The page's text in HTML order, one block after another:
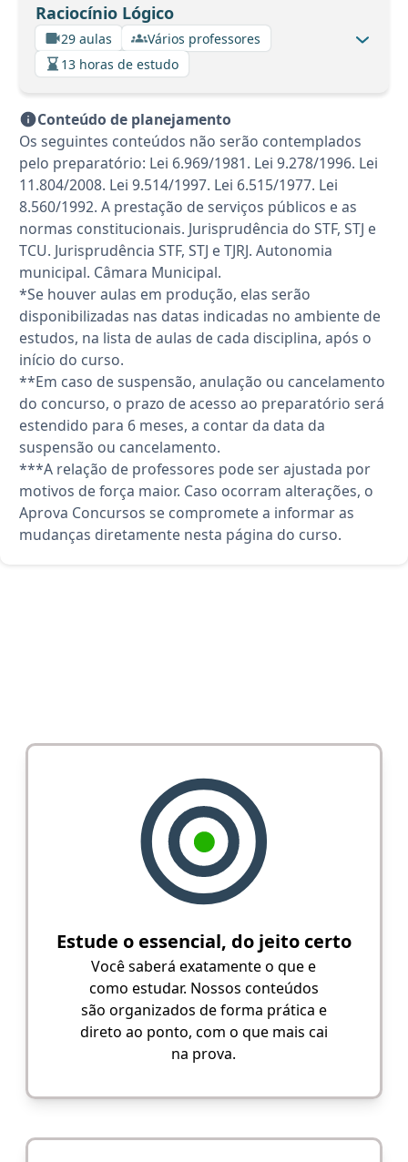
Raciocínio Lógico
29 aulas
Vários professores
13 horas de estudo
Conteúdo de planejamento
Os seguintes conteúdos não serão contemplados
pelo preparatório: Lei 6.969/1981. Lei 9.278/1996. Lei
11.804/2008. Lei 9.514/1997. Lei 6.515/1977. Lei
8.560/1992. A prestação de serviços públicos e as
normas constitucionais. Jurisprudência do STF, STJ e
TCU. Jurisprudência STF, STJ e TJRJ. Autonomia
municipal. Câmara Municipal.
*Se houver aulas em produção, elas serão
disponibilizadas nas datas indicadas no ambiente de
estudos, na lista de aulas de cada disciplina, após o
início do curso.
**Em caso de suspensão, anulação ou cancelamento
do concurso, o prazo de acesso ao preparatório será
estendido para 6 meses, a contar da data da
suspensão ou cancelamento.
***A relação de professores pode ser ajustada por
motivos de força maior. Caso ocorram alterações, o
Aprova Concursos se compromete a informar as
mudanças diretamente nesta página do curso.
Estude o essencial, do jeito certo
Você saberá exatamente o que e
como estudar. Nossos conteúdos
são organizados de forma prática e
direto ao ponto, com o que mais cai
na prova.